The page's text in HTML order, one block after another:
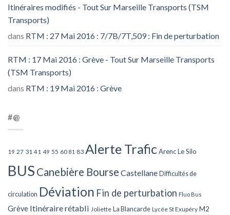
Itinéraires modifiés - Tout Sur Marseille Transports (TSM
Transports)
dans RTM : 27 Mai 2016 : 7/7B/7T,509 : Fin de perturbation
RTM : 17 Mai 2016 : Grève - Tout Sur Marseille Transports
(TSM Transports)
dans RTM : 19 Mai 2016 : Grève
#@
19 27 31 41 49 55 60 81 83 Alerte TraficArenc Le Silo
BUS Canebière Bourse Castellane Difficultés de
circulation Déviation Fin de perturbation Fluo Bus
Grève Itinéraire rétabli Joliette La Blancarde Lycée St Exupéry M2